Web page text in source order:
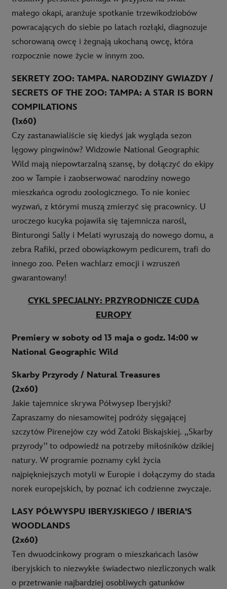
małego okapi, aranżuje spotkanie trzewikodziobów
powracających do siebie po latach rozłąki, diagnozuje
schorowaną owcę i żegnają ukochaną owcę, która
rozpocznie nowe życie w innym zoo.
SEKRETY ZOO: TAMPA. NARODZINY GWIAZDY /
SECRETS OF THE ZOO: TAMPA: A STAR IS BORN
COMPILATIONS
(1x60)
Czy zastanawialiście się kiedyś jak wygląda sezon
lęgowy pingwinów? Widzowie National Geographic
Wild mają niepowtarzalną szansę, by dołączyć do ekipy
zoo w Tampie i zaobserwować narodziny nowego
mieszkańca ogrodu zoologicznego. To nie koniec
wyzwań, z którymi muszą zmierzyć się pracownicy. U
uroczego kucyka pojawiła się tajemnicza narośl,
Binturongi Sally i Melati wyruszają do nowego domu, a
zebra Rafiki, przed obowiązkowym pedicurem, trafi do
innego zoo. Pełen wachlarz emocji i wzruszeń
gwarantowany!
CYKL SPECJALNY: PRZYRODNICZE CUDA
EUROPY
Premiery w soboty od 13 maja o godz. 14:00 w
National Geographic Wild
Skarby Przyrody / Natural Treasures
(2x60)
Jakie tajemnice skrywa Półwysep Iberyjski?
Zapraszamy do niesamowitej podróży sięgającej
szczytów Pirenejów czy wód Zatoki Biskajskiej. ,,Skarby
przyrody’’ to odpowiedź na potrzeby miłośników dzikiej
natury. W programie poznamy cykl życia
najpiękniejszych motyli w Europie i dołączymy do stada
norek europejskich, by poznać ich codzienne zwyczaje.
LASY PÓŁWYSPU IBERYJSKIEGO / IBERIA'S
WOODLANDS
(2x60)
Ten dwuodcinkowy program o mieszkańcach lasów
iberyjskich to niezwykłe świadectwo niezliczonych walk
o przetrwanie najbardziej osobliwych gatunków